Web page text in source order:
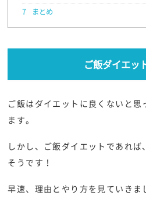
7
まとめ
ご飯ダイエッ
ご飯はダイエットに良くないと
ます。
しかし、ご飯ダイエットであれ
そうです！
早速、理由とやり方を見ていきま